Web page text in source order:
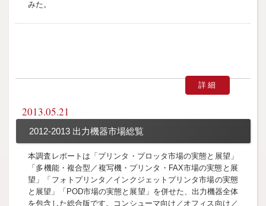
みた。
詳細
2013.05.21
2012-2013 出力機器市場総覧
本調査レポートは「プリンタ・プロッタ市場の実態と展望」
「多機能・複合型／複写機・プリンタ・FAX市場の実態と展
望」「フォトプリンタ／インクジェットプリンタ市場の実態
と展望」「POD市場の実態と展望」を併せた、出力機器全体
を包含した総合版です。コンシューマ向け／オフィス向け／